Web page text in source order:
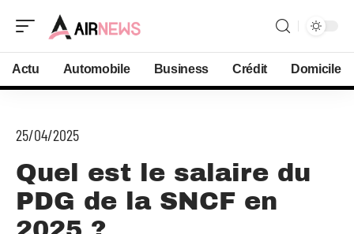
Actu Automobile Business Crédit Domicile
25/04/2025
Quel est le salaire du
PDG de la SNCF en